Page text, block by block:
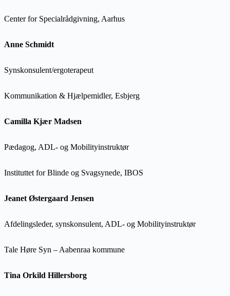
Center for Specialrådgivning, Aarhus
Anne Schmidt
Synskonsulent/ergoterapeut
Kommunikation & Hjælpemidler, Esbjerg
Camilla Kjær Madsen
Pædagog, ADL- og Mobilityinstruktør
Instituttet for Blinde og Svagsynede, IBOS
Jeanet Østergaard Jensen
Afdelingsleder, synskonsulent, ADL- og Mobilityinstruktør
Tale Høre Syn – Aabenraa kommune
Tina Orkild Hillersborg